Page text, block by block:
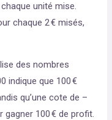
unité mise.
chaque 2 € misés,
des nombres
indique que 100 €
qu’une cote de –
gagner 100 € de profit.